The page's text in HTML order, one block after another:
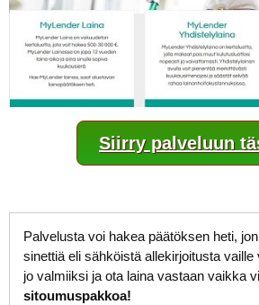
Siirry palveluun
Palvelusta voi hakea päätöksen heti,
sinettiä eli sähköistä allekirjoitusta
jo valmiiksi ja ota laina vastaan vaikka
sitoumuspakkoa!